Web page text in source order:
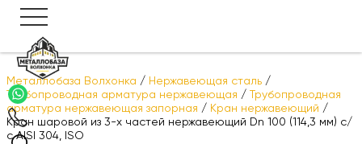
Металлобаза Волхонка / Нержавеющая сталь /
Трубопроводная арматура нержавеющая /
Трубопроводная
арматура нержавеющая запорная / Кран нержавеющий /
Кран шаровой из 3-х частей нержавеющий Dn 100 (114,3 мм) с/
с AISI 304, ISO